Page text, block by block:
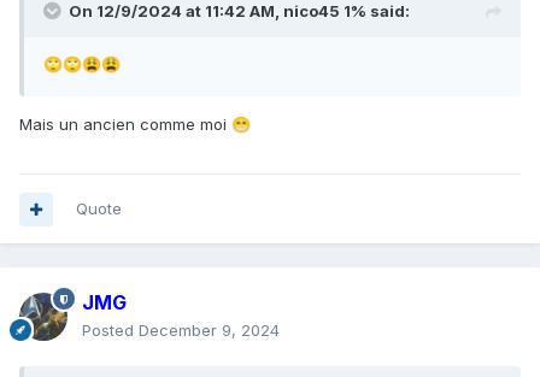
On 12/9/2024 at 11:42 AM, nico45 1% said:
🙄🙄😩😩
Mais un ancien comme moi 😁
Quote
JMG
Posted December 9, 2024